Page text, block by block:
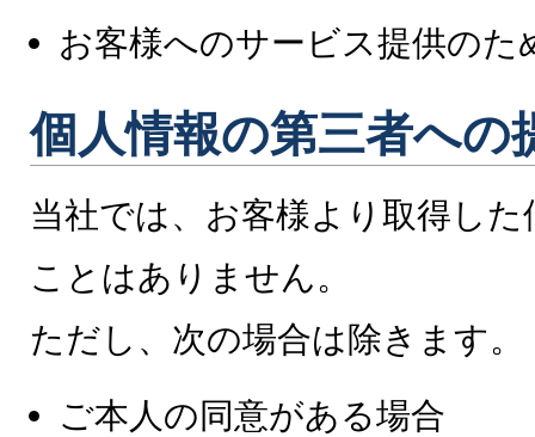
お客様へのサービス提供のた
個人情報の第三者への
当社では、お客様より取得し
ことはありません。
ただし、次の場合は除きます。
ご本人の同意がある場合